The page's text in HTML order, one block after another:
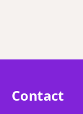
Contact